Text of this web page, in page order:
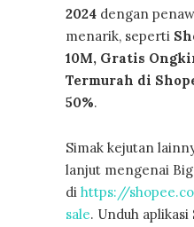
2024 dengan
menarik, seperti
10M, Gratis
Termurah di
50%.
Simak kejutan
lanjut mengenai Big
di https://
sale. Unduh